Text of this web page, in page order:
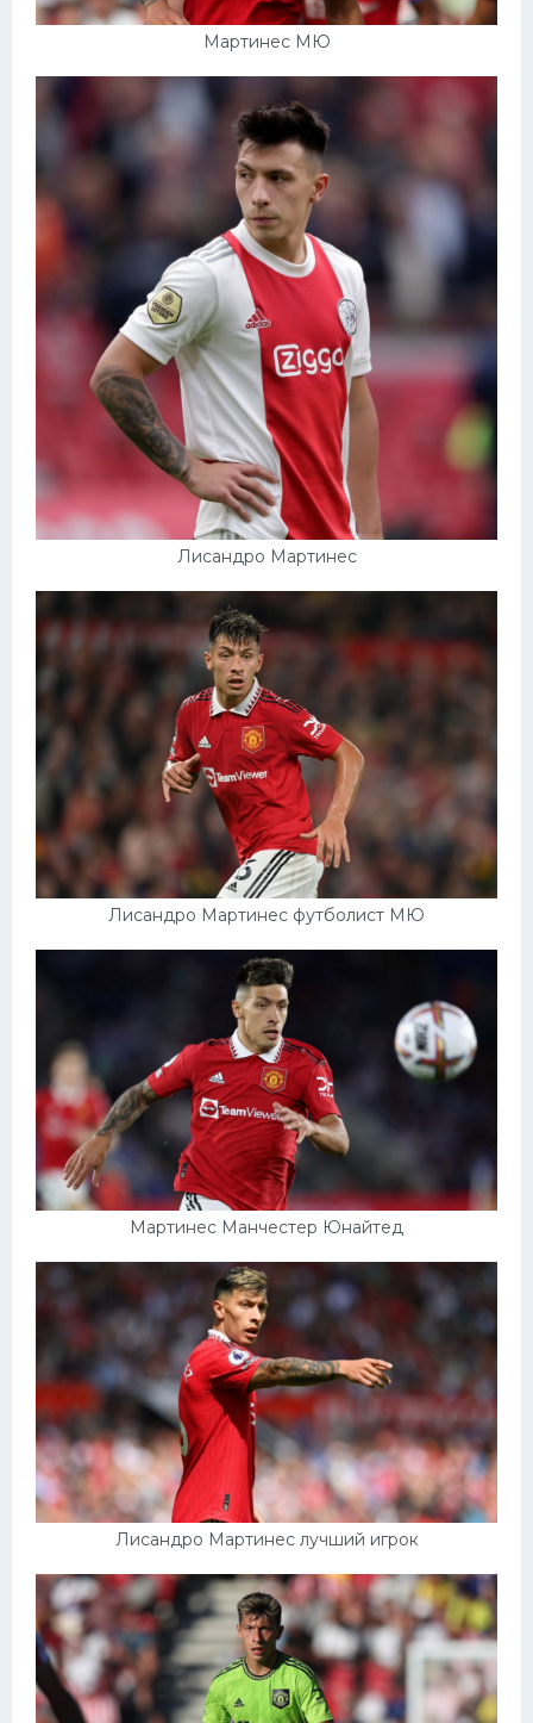
Мартинес МЮ
Лисандро Мартинес
Лисандро Мартинес футболист МЮ
Мартинес Манчестер Юнайтед
Лисандро Мартинес лучший игрок